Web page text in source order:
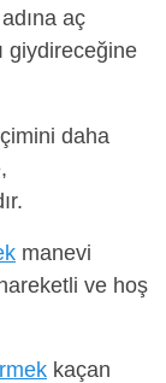
aç
giydireceğine
daha
manevi
ve hoş
kaçan